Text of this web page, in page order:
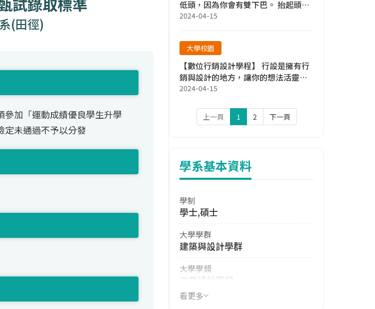
(田徑)
參加「運動成績優良學生升學
定未通過不予以分發
低頭，因為你會有雙下巴。 抬起頭，
考個好成績吧！
2024-04-15
大學校園
【數位行銷設計學程】 行設是擁有行
銷與設計的地方，讓你的想法活靈活
現！🌈🌟
2024-04-15
上一頁 1 2 下一頁
學系基本資料
學制
學士,碩士
大學學群
建築與設計學群
大學學類
工業設計學類
技職群類
看更多